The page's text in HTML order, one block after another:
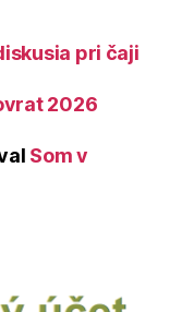
pri čaji
2026
Som v